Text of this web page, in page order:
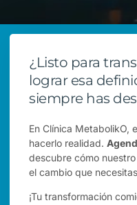
¿Listo para
lograr esa
siempre has
En Clínica MetabolikO,
hacerlo realidad.
descubre cómo
el cambio que
¡Tu transformación